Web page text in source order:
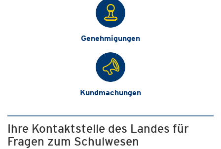
Genehmigungen
Kundmachungen
Ihre Kontaktstelle des Landes für
Fragen zum Schulwesen